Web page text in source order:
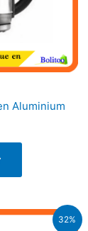
Aluminium
32%
Le